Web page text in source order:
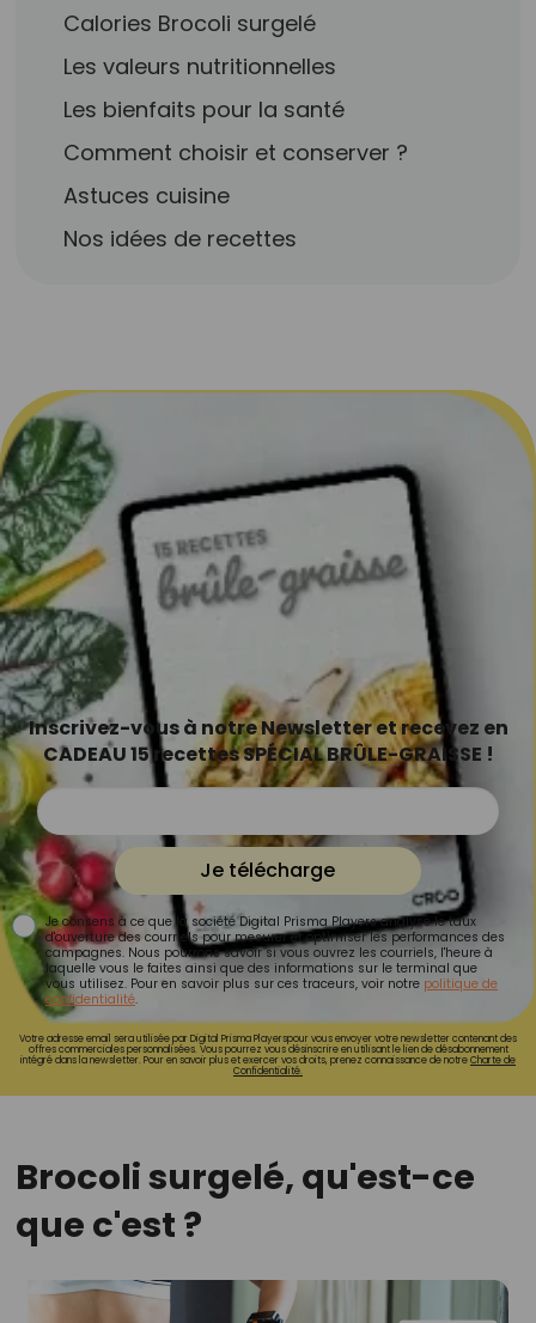
Calories Brocoli surgelé
Les valeurs nutritionnelles
Les bienfaits pour la santé
Comment choisir et conserver ?
Astuces cuisine
Nos idées de recettes
Inscrivez-vous à notre Newsletter et recevez en
CADEAU 15 recettes SPÉCIAL BRÛLE-GRAISSE !
Je télécharge
Je consens à ce que la société Digital Prisma Players analyse le taux
d'ouverture des courriels pour mesurer et optimiser les performances des
campagnes. Nous pourrons savoir si vous ouvrez les courriels, l'heure à
laquelle vous le faites ainsi que des informations sur le terminal que
vous utilisez. Pour en savoir plus sur ces traceurs, voir notre politique de
confidentialité.
Votre adresse email sera utilisée par Digital Prisma Playerspour vous envoyer votre newsletter contenant des
offres commerciales personnalisées. Vous pourrez vous désinscrire en utilisant le lien de désabonnement
intégré dans la newsletter. Pour en savoir plus et exercer vos droits, prenez connaissance de notreCharte de
Confidentialité.
Brocoli surgelé, qu'est-ce
que c'est ?